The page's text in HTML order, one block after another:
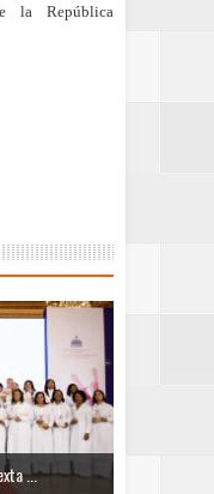
la República
...